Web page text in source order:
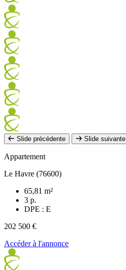
Slide précédente Slide suivante
Appartement
Le Havre (76600)
65,81 m²
3 p.
DPE : E
202 500 €
Accéder à l'annonce